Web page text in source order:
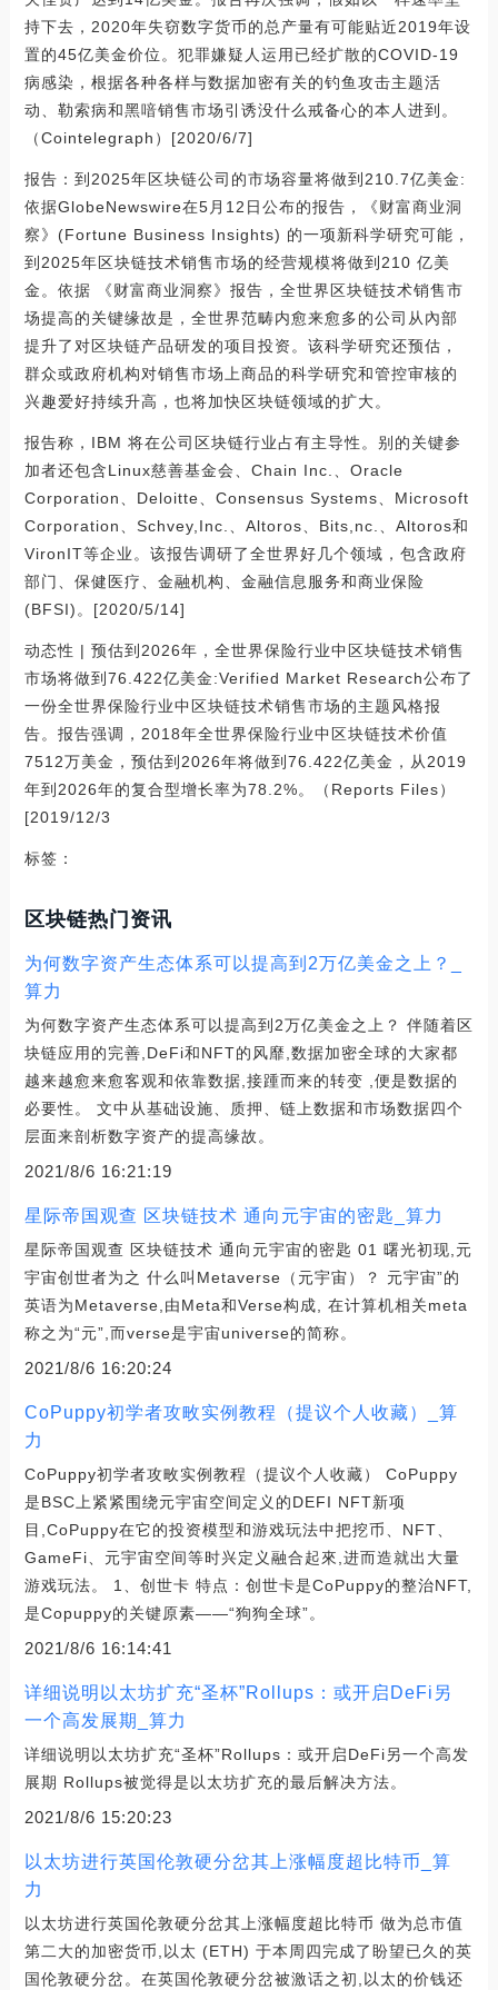
持下去，2020年失窃数字货币的总产量有可能贴近2019年设
置的45亿美金价位。犯罪嫌疑人运用已经扩散的COVID-19
病感染，根据各种各样与数据加密有关的钓鱼攻击主题活
动、勒索病和黑喑销售市场引诱没什么戒备心的本人进到。
（Cointelegraph）[2020/6/7]
报告：到2025年区块链公司的市场容量将做到210.7亿美金:
依据GlobeNewswire在5月12日公布的报告，《财富商业洞
察》(Fortune Business Insights) 的一项新科学研究可能，
到2025年区块链技术销售市场的经营规模将做到210 亿美
金。依据 《财富商业洞察》报告，全世界区块链技术销售市
场提高的关键缘故是，全世界范畴内愈来愈多的公司从內部
提升了对区块链产品研发的项目投资。该科学研究还预估，
群众或政府机构对销售市场上商品的科学研究和管控审核的
兴趣爱好持续升高，也将加快区块链领域的扩大。
报告称，IBM 将在公司区块链行业占有主导性。别的关键参
加者还包含Linux慈善基金会、Chain Inc.、Oracle
Corporation、Deloitte、Consensus Systems、Microsoft
Corporation、Schvey,Inc.、Altoros、Bits,nc.、Altoros和
VironIT等企业。该报告调研了全世界好几个领域，包含政府
部门、保健医疗、金融机构、金融信息服务和商业保险
(BFSI)。[2020/5/14]
动态性 | 预估到2026年，全世界保险行业中区块链技术销售
市场将做到76.422亿美金:Verified Market Research公布了
一份全世界保险行业中区块链技术销售市场的主题风格报
告。报告强调，2018年全世界保险行业中区块链技术价值
7512万美金，预估到2026年将做到76.422亿美金，从2019
年到2026年的复合型增长率为78.2%。（Reports Files）
[2019/12/3
标签：
区块链热门资讯
为何数字资产生态体系可以提高到2万亿美金之上？_
算力
为何数字资产生态体系可以提高到2万亿美金之上？ 伴随着区
块链应用的完善,DeFi和NFT的风靡,数据加密全球的大家都
越来越愈来愈客观和依靠数据,接踵而来的转变 ,便是数据的
必要性。 文中从基础设施、质押、链上数据和市场数据四个
层面来剖析数字资产的提高缘故。
2021/8/6 16:21:19
星际帝国观查 区块链技术 通向元宇宙的密匙_算力
星际帝国观查 区块链技术 通向元宇宙的密匙 01 曙光初现,元
宇宙创世者为之 什么叫Metaverse（元宇宙）？ 元宇宙”的
英语为Metaverse,由Meta和Verse构成, 在计算机相关meta
称之为“元”,而verse是宇宙universe的简称。
2021/8/6 16:20:24
CoPuppy初学者攻畋实例教程（提议个人收藏）_算
力
CoPuppy初学者攻畋实例教程（提议个人收藏） CoPuppy
是BSC上紧紧围绕元宇宙空间定义的DEFI NFT新项
目,CoPuppy在它的投资模型和游戏玩法中把挖币、NFT、
GameFi、元宇宙空间等时兴定义融合起來,进而造就出大量
游戏玩法。 1、创世卡 特点：创世卡是CoPuppy的整治NFT,
是Copuppy的关键原素——“狗狗全球”。
2021/8/6 16:14:41
详细说明以太坊扩充“圣杯”Rollups：或开启DeFi另
一个高发展期_算力
详细说明以太坊扩充“圣杯”Rollups：或开启DeFi另一个高发
展期 Rollups被觉得是以太坊扩充的最后解决方法。
2021/8/6 15:20:23
以太坊进行英国伦敦硬分岔其上涨幅度超比特币_算
力
以太坊进行英国伦敦硬分岔其上涨幅度超比特币 做为总市值
第二大的加密货币,以太 (ETH) 于本周四完成了盼望已久的英
国伦敦硬分岔。在英国伦敦硬分岔被激话之初,以太的价钱还